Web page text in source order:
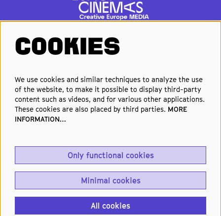
FOLLOW US
Elke week de beste films en
nieuwste premières in je inbox?
Schrijf je in voor onze nieuwsbrief!
Aanmelden
COOKIES
We use cookies and similar techniques to analyze the use
of the website, to make it possible to display third-party
content such as videos, and for various other applications.
These cookies are also placed by third parties. MORE
INFORMATION…
Only functional cookies
Minimal cookies
All cookies